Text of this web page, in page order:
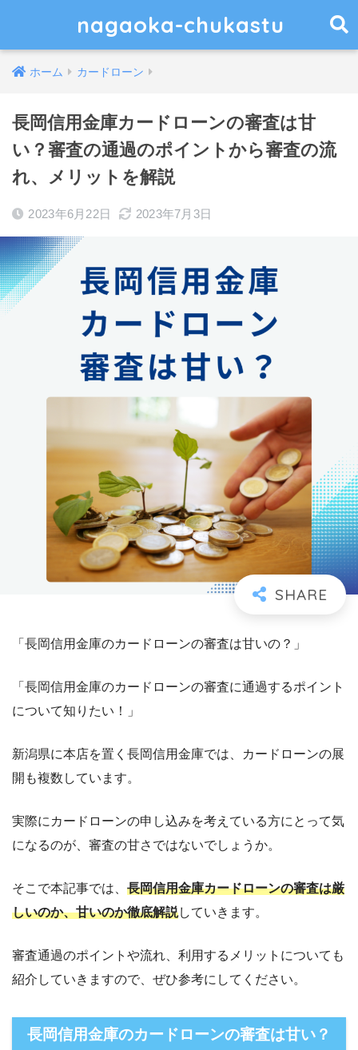
nagaoka-chukastu
ホーム カードローン
長岡信用金庫カードローンの審査は甘
い？審査の通過のポイントから審査の流
れ、メリットを解説
2023年6月22日 2023年7月3日
「長岡信用金庫のカードローンの審査は甘いの？」
「長岡信用金庫のカードローンの審査に通過するポイント
について知りたい！」
新潟県に本店を置く長岡信用金庫では、カードローンの展
開も複数しています。
実際にカードローンの申し込みを考えている方にとって気
になるのが、審査の甘さではないでしょうか。
そこで本記事では、 長岡信用金庫カードローンの審査は厳
しいのか、甘いのか徹底解説していきます。
審査通過のポイントや流れ、利用するメリットについても
紹介していきますので、ぜひ参考にしてください。
長岡信用金庫のカードローンの審査は甘い？